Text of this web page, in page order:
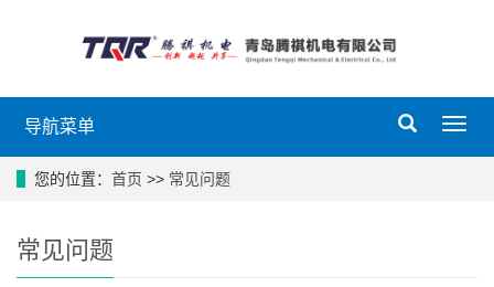
导航菜单
您的位置： 首页 >> 常见问题
常见问题